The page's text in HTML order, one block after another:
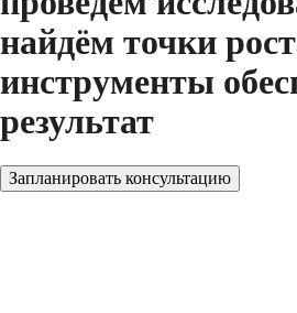
найдём точки
инструменты
результат
Запланировать консультацию